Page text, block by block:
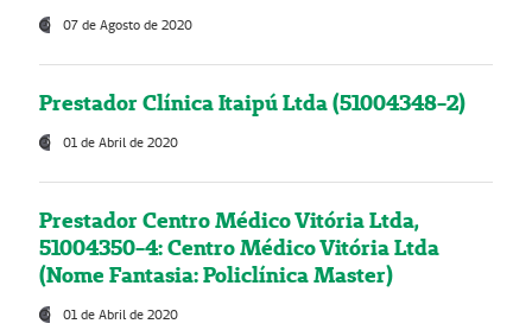
07 de Agosto de 2020
Prestador Clínica Itaipú Ltda (51004348-2)
01 de Abril de 2020
Prestador Centro Médico Vitória Ltda,
51004350-4: Centro Médico Vitória Ltda
(Nome Fantasia: Policlínica Master)
01 de Abril de 2020